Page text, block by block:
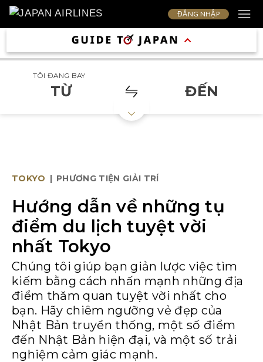
ĐĂNG NHẬP
TÔI ĐANG BAY
TỪ ĐẾN
TOKYO | PHƯƠNG TIỆN GIẢI TRÍ
Hướng dẫn về những tụ
điểm du lịch tuyệt vời
nhất Tokyo
Chúng tôi giúp bạn giản lược việc tìm
kiếm bằng cách nhấn mạnh những địa
điểm thăm quan tuyệt vời nhất cho
bạn. Hãy chiêm ngưỡng vẻ đẹp của
Nhật Bản truyền thống, một số điểm
đến Nhật Bản hiện đại, và một số trải
nghiệm cảm giác mạnh.